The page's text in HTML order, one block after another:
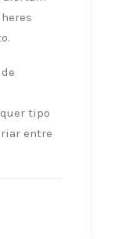
tipo
entre